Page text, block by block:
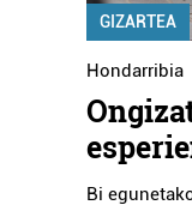
GIZARTEA
Hondarribia
Bi